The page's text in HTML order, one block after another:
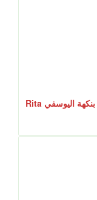
250 مل من ماء جوز الهند المنحل بالكهرباء بنكهة اليوسفي Rita